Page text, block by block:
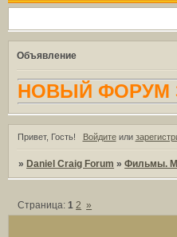
Объявление
НОВЫЙ ФОРУМ
Привет, Гость! Войдитеили
»Daniel Craig Forum »Фильмы.
Страница:1 2 »